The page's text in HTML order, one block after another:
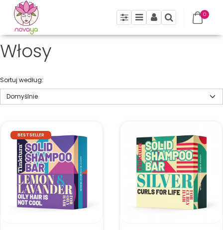
PanelMenuPanelSzukaj
0
Włosy
Sortuj według:
BESTSELLER